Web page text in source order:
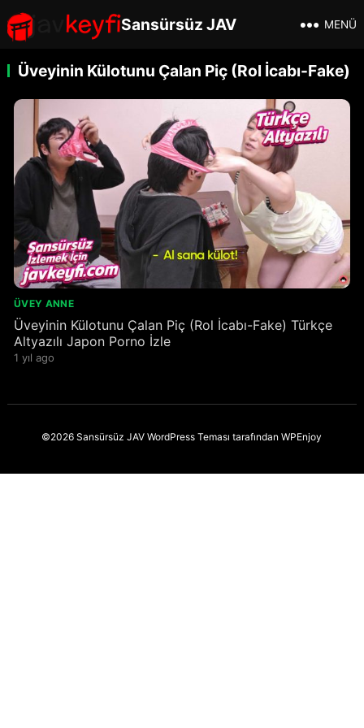
Sansürsüz JAV MENÜ
Üveyinin Külotunu Çalan Piç (Rol İcabı-Fake)
ÜVEY ANNE
Üveyinin Külotunu Çalan Piç (Rol İcabı-Fake) Türkçe
Altyazılı Japon Porno İzle
1 yıl ago
©2026 Sansürsüz JAVWordPress Teması tarafındanWPEnjoy